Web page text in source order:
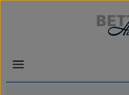
Zum Hauptinhalt springen